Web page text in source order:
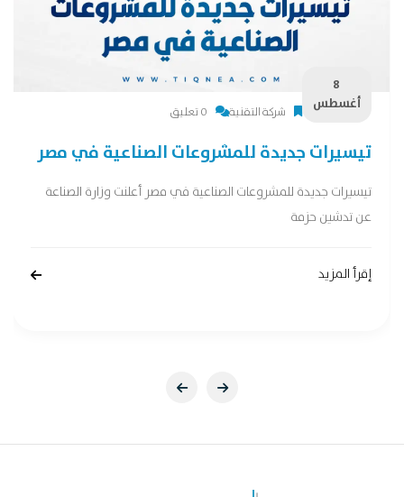
8
أغسطس
شركة التقنية 0 تعليق
تيسيرات جديدة للمشروعات الصناعية في مصر
تيسيرات جديدة للمشروعات الصناعية في مصر أعلنت وزارة الصناعة
عن تدشين حزمة
إقرأ المزيد